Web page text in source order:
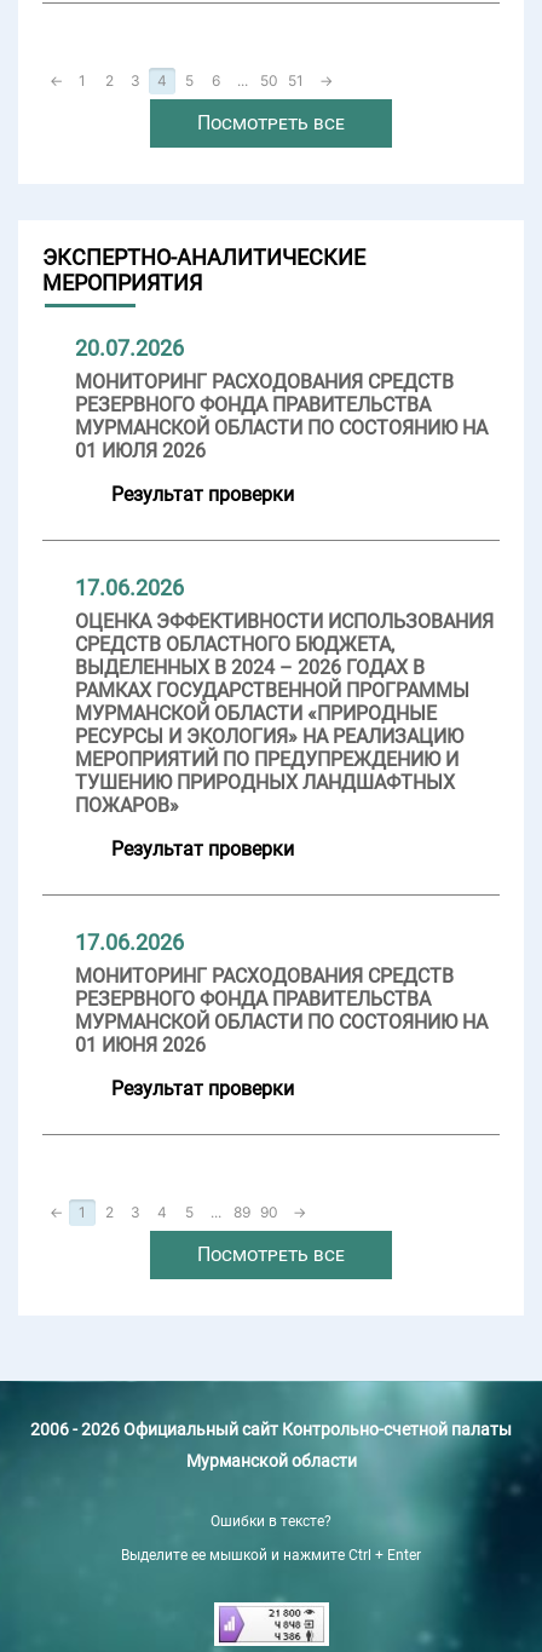
← 1 2 3 4 5 6 ... 50 51 →
Посмотреть все
ЭКСПЕРТНО-АНАЛИТИЧЕСКИЕ
МЕРОПРИЯТИЯ
20.07.2026
МОНИТОРИНГ РАСХОДОВАНИЯ СРЕДСТВ
РЕЗЕРВНОГО ФОНДА ПРАВИТЕЛЬСТВА
МУРМАНСКОЙ ОБЛАСТИ ПО СОСТОЯНИЮ НА
01 ИЮЛЯ 2026
Результат проверки
17.06.2026
ОЦЕНКА ЭФФЕКТИВНОСТИ ИСПОЛЬЗОВАНИЯ
СРЕДСТВ ОБЛАСТНОГО БЮДЖЕТА,
ВЫДЕЛЕННЫХ В 2024 – 2026 ГОДАХ В
РАМКАХ ГОСУДАРСТВЕННОЙ ПРОГРАММЫ
МУРМАНСКОЙ ОБЛАСТИ «ПРИРОДНЫЕ
РЕСУРСЫ И ЭКОЛОГИЯ» НА РЕАЛИЗАЦИЮ
МЕРОПРИЯТИЙ ПО ПРЕДУПРЕЖДЕНИЮ И
ТУШЕНИЮ ПРИРОДНЫХ ЛАНДШАФТНЫХ
ПОЖАРОВ»
Результат проверки
17.06.2026
МОНИТОРИНГ РАСХОДОВАНИЯ СРЕДСТВ
РЕЗЕРВНОГО ФОНДА ПРАВИТЕЛЬСТВА
МУРМАНСКОЙ ОБЛАСТИ ПО СОСТОЯНИЮ НА
01 ИЮНЯ 2026
Результат проверки
← 1 2 3 4 5 ... 89 90 →
Посмотреть все
2006 - 2026 Официальный сайт Контрольно-счетной палаты
Мурманской области
Ошибки в тексте?
Выделите ее мышкой и нажмите Ctrl + Enter